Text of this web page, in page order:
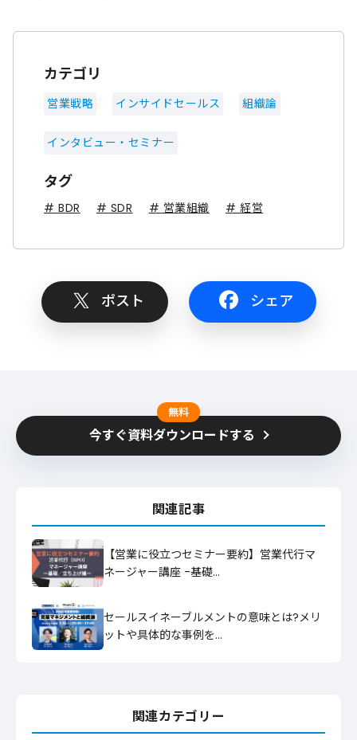
カテゴリ
営業戦略 インサイドセールス 組織論
インタビュー・セミナー
タグ
# BDR # SDR # 営業組織 # 経営
ポスト シェア
無料
今すぐ資料ダウンロードする
関連記事
【営業に役立つセミナー要約】営業代行マ
ネージャー講座 -基礎…
セールスイネーブルメントの意味とは?メリ
ットや具体的な事例を…
関連カテゴリー